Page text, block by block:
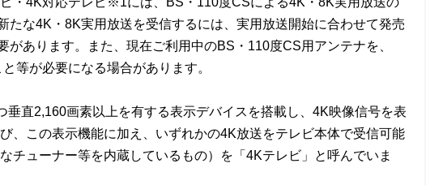
たな4K・8K実用放送を受信するには、実用放送開始に合わせて発売
あります。また、現在ご利用中のBS・110度CS用アンテナを、
等が必要になる場合があります。
直2,160画素以上を有する表示デバイスを搭載し、4K映像信号を表
、この表示機能に加え、いずれかの4K放送をテレビ本体で受信可能
チューナー等を内蔵しているもの）を「4Kテレビ」と呼んでいま